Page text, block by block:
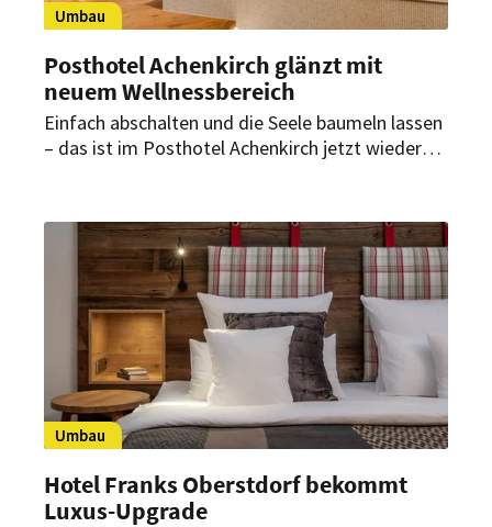
Umbau
Posthotel Achenkirch glänzt mit
neuem Wellnessbereich
Einfach abschalten und die Seele baumeln lassen
– das ist im Posthotel Achenkirch jetzt wieder
Umbau
Hotel Franks Oberstdorf bekommt
Luxus-Upgrade